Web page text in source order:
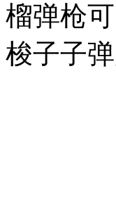
榴弹枪
梭子子